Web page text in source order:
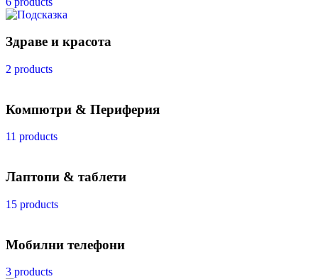
Здраве и красота
2 products
Компютри & Периферия
11 products
Лаптопи & таблети
15 products
Мобилни телефони
3 products